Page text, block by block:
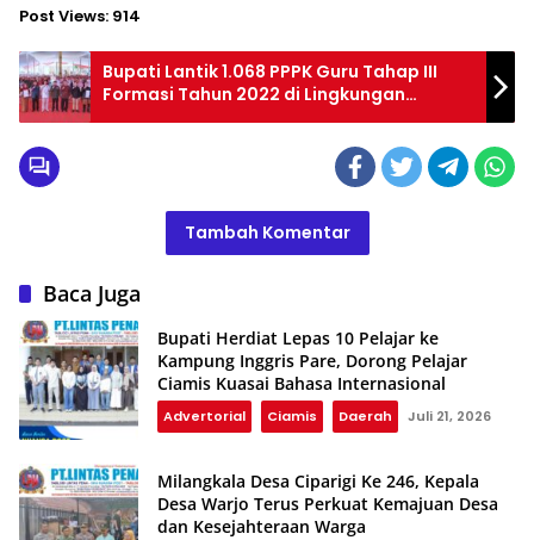
Post Views: 914
Bupati Lantik 1.068 PPPK Guru Tahap III
Formasi Tahun 2022 di Lingkungan
Pemkab Majalengka
Tambah Komentar
Baca Juga
Bupati Herdiat Lepas 10 Pelajar ke
Kampung Inggris Pare, Dorong Pelajar
Ciamis Kuasai Bahasa Internasional
Advertorial Ciamis Daerah Juli 21, 2026
Milangkala Desa Ciparigi Ke 246, Kepala
Desa Warjo Terus Perkuat Kemajuan Desa
dan Kesejahteraan Warga